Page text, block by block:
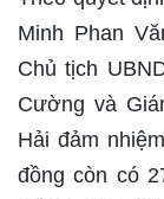
Minh Phan
Chủ tịch
Cường và
Hải đảm
đồng còn có